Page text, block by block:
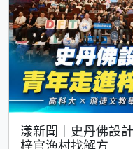
漾新聞｜史丹佛設